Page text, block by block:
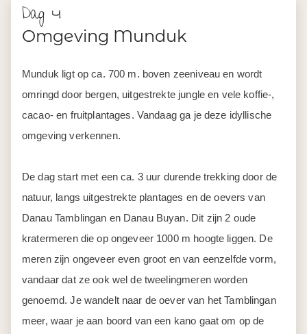
Dag 4
Omgeving Munduk
Munduk ligt op ca. 700 m. boven zeeniveau en wordt
omringd door bergen, uitgestrekte jungle en vele koffie-,
cacao- en fruitplantages. Vandaag ga je deze idyllische
omgeving verkennen.
De dag start met een ca. 3 uur durende trekking door de
natuur, langs uitgestrekte plantages en de oevers van
Danau Tamblingan en Danau Buyan. Dit zijn 2 oude
kratermeren die op ongeveer 1000 m hoogte liggen. De
meren zijn ongeveer even groot en van eenzelfde vorm,
vandaar dat ze ook wel de tweelingmeren worden
genoemd. Je wandelt naar de oever van het Tamblingan
meer, waar je aan boord van een kano gaat om op de